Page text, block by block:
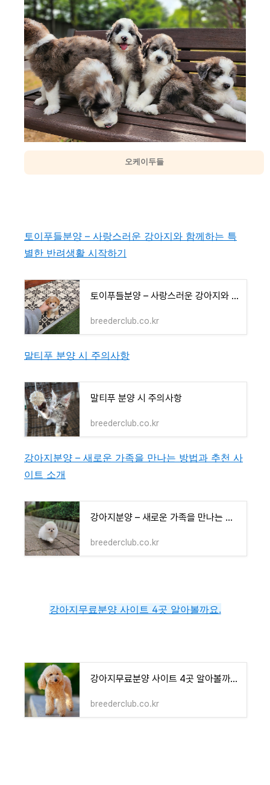
오케이두들
토이푸들분양 – 사랑스러운 강아지와 함께하는 특
별한 반려생활 시작하기
토이푸들분양 – 사랑스러운 강아지와 함께하는 특별한 반려생활 시작하기
breederclub.co.kr
말티푸 분양 시 주의사항
말티푸 분양 시 주의사항
breederclub.co.kr
강아지분양 – 새로운 가족을 만나는 방법과 추천 사
이트 소개
강아지분양 – 새로운 가족을 만나는 방법과 추천 사이트 소개
breederclub.co.kr
강아지무료분양 사이트 4곳 알아볼까요.
강아지무료분양 사이트 4곳 알아볼까요.
breederclub.co.kr